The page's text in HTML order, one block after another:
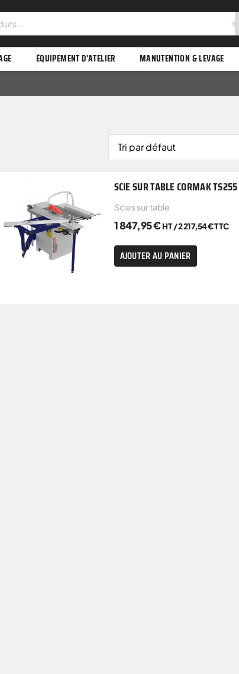
ÉQUIPEMENT D'ATELIER MANUTENTION & LEVAGE
SCIE SUR TABLE CORMAK TS255
Scies sur table
1 847,95€HT /2 217,54€TTC
AJOUTER AU PANIER